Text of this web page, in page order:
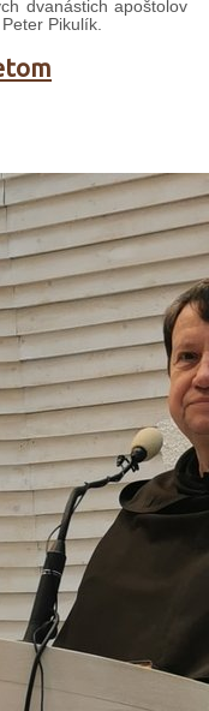
dvanástich apoštolov
Pikulík.